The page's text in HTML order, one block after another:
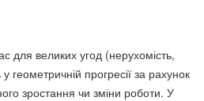
для великих угод (нерухомість,
геометричній прогресії за рахунок
зростання чи зміни роботи. У